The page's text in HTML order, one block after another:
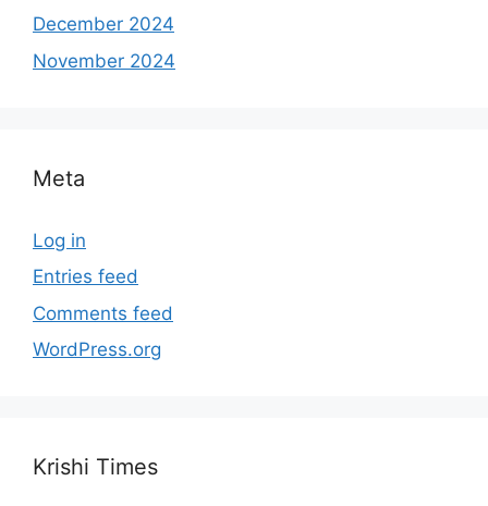
December 2024
November 2024
Meta
Log in
Entries feed
Comments feed
WordPress.org
Krishi Times